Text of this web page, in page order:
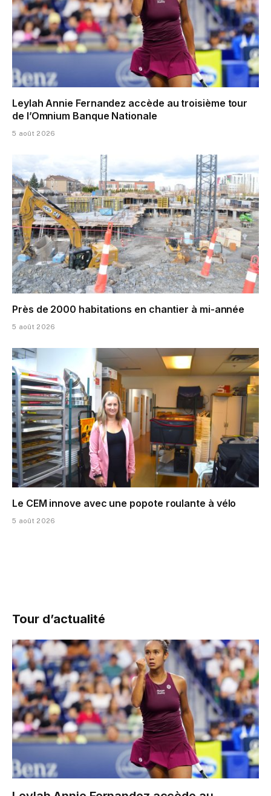
Leylah Annie Fernandez accède au troisième tour
de l’Omnium Banque Nationale
5 août 2026
Près de 2000 habitations en chantier à mi-année
5 août 2026
Le CEM innove avec une popote roulante à vélo
5 août 2026
Tour d’actualité